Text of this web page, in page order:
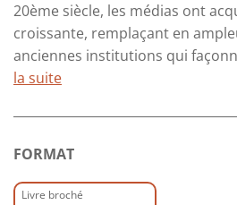
20ème siècle, les médias ont
croissante, remplaçant en
anciennes institutions qui
la suite
FORMAT
Livre broché